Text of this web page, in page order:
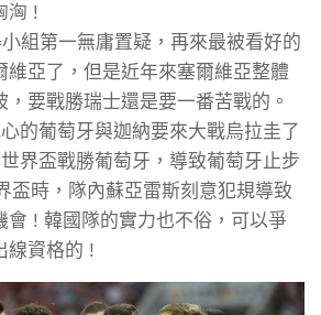
洶 !
組第一無庸置疑，再來最被看好的
維亞了，但是近年來塞爾維亞整體
，要戰勝瑞士還是要一番苦戰的。
的葡萄牙與迦納要來大戰烏拉圭了
界盃戰勝葡萄牙，導致葡萄牙止步
盃時，隊內蘇亞雷斯刻意犯規導致
會 ! 韓國隊的實力也不俗，可以爭
線資格的 !